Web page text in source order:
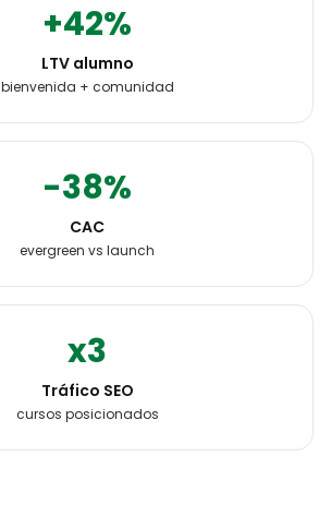
+42%
LTV alumno
bienvenida + comunidad
-38%
CAC
evergreen vs launch
x3
Tráfico SEO
cursos posicionados